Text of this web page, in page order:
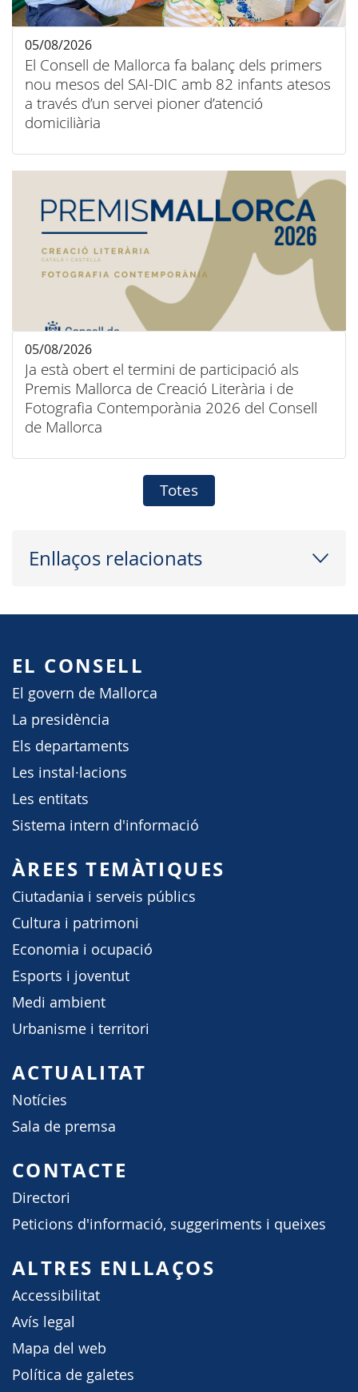
El Consell de Mallorca fa balanç dels primers
nou mesos del SAI-DIC amb 82 infants atesos
a través d’un servei pioner d’atenció
domiciliària
05/08/2026
Ja està obert el termini de participació als
Premis Mallorca de Creació Literària i de
Fotografia Contemporània 2026 del Consell
de Mallorca
05/08/2026
Totes
Enllaços relacionats
EL CONSELL
El govern de Mallorca
La presidència
Els departaments
Les instal·lacions
Les entitats
Sistema intern d'informació
ÀREES TEMÀTIQUES
Ciutadania i serveis públics
Cultura i patrimoni
Economia i ocupació
Esports i joventut
Medi ambient
Urbanisme i territori
ACTUALITAT
Notícies
Sala de premsa
CONTACTE
Directori
Peticions d'informació, suggeriments i queixes
ALTRES ENLLAÇOS
Accessibilitat
Avís legal
Mapa del web
Política de galetes